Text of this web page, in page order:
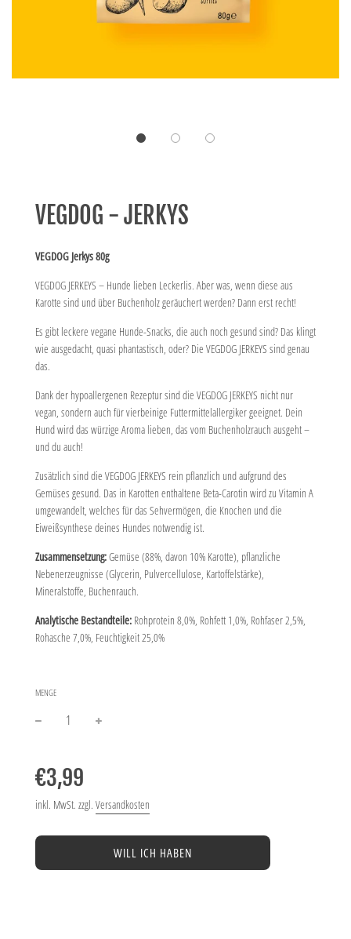
VEGDOG - JERKYS
VEGDOG Jerkys 80g
VEGDOG JERKEYS – Hunde lieben Leckerlis. Aber was, wenn diese aus
Karotte sind und über Buchenholz geräuchert werden? Dann erst recht!
Es gibt leckere vegane Hunde-Snacks, die auch noch gesund sind? Das klingt
wie ausgedacht, quasi phantastisch, oder? Die VEGDOG JERKEYS sind genau
das.
Dank der hypoallergenen Rezeptur sind die VEGDOG JERKEYS nicht nur
vegan, sondern auch für vierbeinige Futtermittelallergiker geeignet. Dein
Hund wird das würzige Aroma lieben, das vom Buchenholzrauch ausgeht –
und du auch!
Zusätzlich sind die VEGDOG JERKEYS rein pflanzlich und aufgrund des
Gemüses gesund. Das in Karotten enthaltene Beta-Carotin wird zu Vitamin A
umgewandelt, welches für das Sehvermögen, die Knochen und die
Eiweißsynthese deines Hundes notwendig ist.
Zusammensetzung:Gemüse (88%, davon 10% Karotte), pflanzliche
Nebenerzeugnisse (Glycerin, Pulvercellulose, Kartoffelstärke),
Mineralstoffe, Buchenrauch.
Analytische Bestandteile: Rohprotein 8,0%, Rohfett 1,0%, Rohfaser 2,5%,
Rohasche 7,0%, Feuchtigkeit 25,0%
MENGE
Preis
€3,99
inkl. MwSt. zzgl. Versandkosten
WILL ICH HABEN